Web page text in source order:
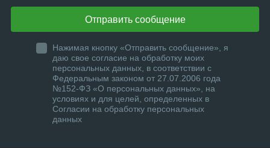
Отправить сообщение
Нажимая кнопку «Отправить сообщение», я
даю свое согласие на обработку моих
персональных данных, в соответствии с
Федеральным законом от 27.07.2006 года
№152-ФЗ «О персональных данных», на
условиях и для целей, определенных в
Согласии на обработку персональных
данных